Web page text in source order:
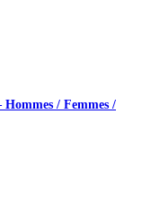
/ Femmes /